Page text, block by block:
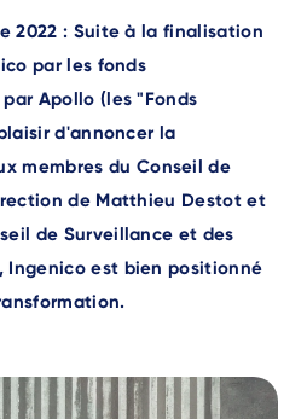
2022 : Suite à la finalisation
par les fonds
Apollo (les "Fonds
d'annoncer la
membres du Conseil de
de Matthieu Destot et
de Surveillance et des
Ingenico est bien positionné